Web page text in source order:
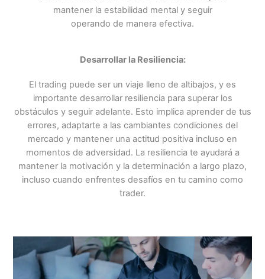
mantener la estabilidad mental y seguir
operando de manera efectiva.
Desarrollar la Resiliencia:
El trading puede ser un viaje lleno de altibajos, y es
importante desarrollar resiliencia para superar los
obstáculos y seguir adelante. Esto implica aprender de tus
errores, adaptarte a las cambiantes condiciones del
mercado y mantener una actitud positiva incluso en
momentos de adversidad. La resiliencia te ayudará a
mantener la motivación y la determinación a largo plazo,
incluso cuando enfrentes desafíos en tu camino como
trader.